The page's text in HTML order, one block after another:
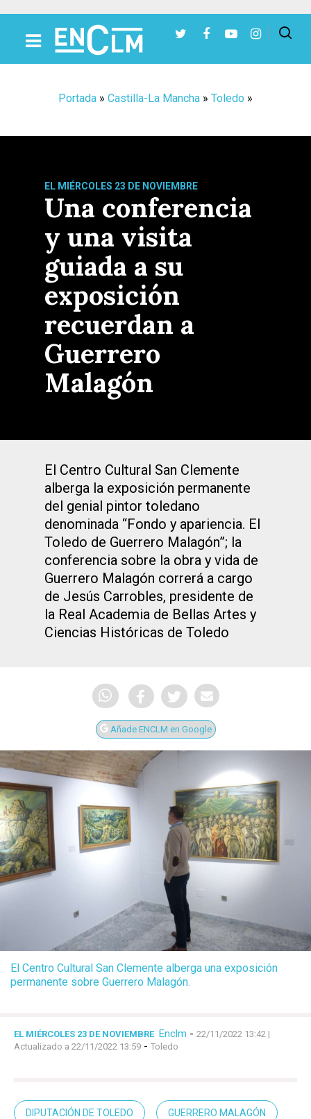
Portada » Castilla-La Mancha » Toledo »
EL MIÉRCOLES 23 DE NOVIEMBRE
Una conferencia
y una visita
guiada a su
exposición
recuerdan a
Guerrero
Malagón
El Centro Cultural San Clemente
alberga la exposición permanente
del genial pintor toledano
denominada “Fondo y apariencia. El
Toledo de Guerrero Malagón”; la
conferencia sobre la obra y vida de
Guerrero Malagón correrá a cargo
de Jesús Carrobles, presidente de
la Real Academia de Bellas Artes y
Ciencias Históricas de Toledo
Añade ENCLM en Google
El Centro Cultural San Clemente alberga una exposición
permanente sobre Guerrero Malagón.
EL MIÉRCOLES 23 DE NOVIEMBRE Enclm - 22/11/2022 13:42 |
Actualizado a 22/11/2022 13:59 - Toledo
DIPUTACIÓN DE TOLEDO GUERRERO MALAGÓN